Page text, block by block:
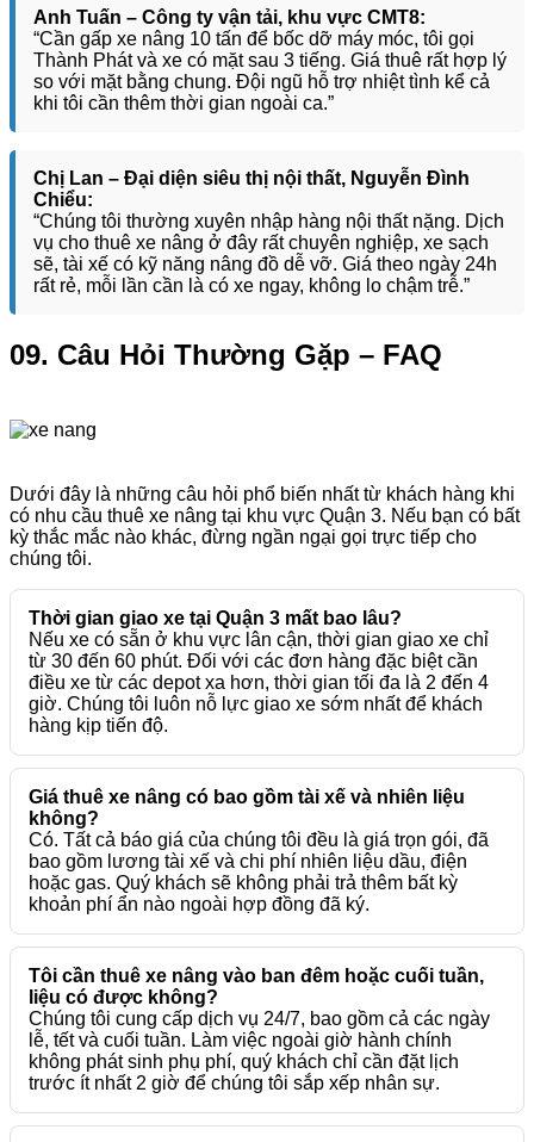
Anh Tuấn – Công ty vận tải, khu vực CMT8:
“Cần gấp xe nâng 10 tấn để bốc dỡ máy móc, tôi gọi
Thành Phát và xe có mặt sau 3 tiếng. Giá thuê rất hợp lý
so với mặt bằng chung. Đội ngũ hỗ trợ nhiệt tình kể cả
khi tôi cần thêm thời gian ngoài ca.”
Chị Lan – Đại diện siêu thị nội thất, Nguyễn Đình
Chiểu:
“Chúng tôi thường xuyên nhập hàng nội thất nặng. Dịch
vụ cho thuê xe nâng ở đây rất chuyên nghiệp, xe sạch
sẽ, tài xế có kỹ năng nâng đồ dễ vỡ. Giá theo ngày 24h
rất rẻ, mỗi lần cần là có xe ngay, không lo chậm trễ.”
09. Câu Hỏi Thường Gặp – FAQ
Dưới đây là những câu hỏi phổ biến nhất từ khách hàng khi
có nhu cầu thuê xe nâng tại khu vực Quận 3. Nếu bạn có bất
kỳ thắc mắc nào khác, đừng ngần ngại gọi trực tiếp cho
chúng tôi.
Thời gian giao xe tại Quận 3 mất bao lâu?
Nếu xe có sẵn ở khu vực lân cận, thời gian giao xe chỉ
từ 30 đến 60 phút. Đối với các đơn hàng đặc biệt cần
điều xe từ các depot xa hơn, thời gian tối đa là 2 đến 4
giờ. Chúng tôi luôn nỗ lực giao xe sớm nhất để khách
hàng kịp tiến độ.
Giá thuê xe nâng có bao gồm tài xế và nhiên liệu
không?
Có. Tất cả báo giá của chúng tôi đều là giá trọn gói, đã
bao gồm lương tài xế và chi phí nhiên liệu dầu, điện
hoặc gas. Quý khách sẽ không phải trả thêm bất kỳ
khoản phí ẩn nào ngoài hợp đồng đã ký.
Tôi cần thuê xe nâng vào ban đêm hoặc cuối tuần,
liệu có được không?
Chúng tôi cung cấp dịch vụ 24/7, bao gồm cả các ngày
lễ, tết và cuối tuần. Làm việc ngoài giờ hành chính
không phát sinh phụ phí, quý khách chỉ cần đặt lịch
trước ít nhất 2 giờ để chúng tôi sắp xếp nhân sự.